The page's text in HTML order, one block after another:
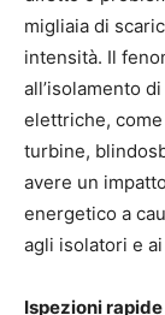
migliaia di
intensità. Il
all’isolamento
elettriche,
turbine,
avere un
energetico a
agli isolatori e
Ispezioni